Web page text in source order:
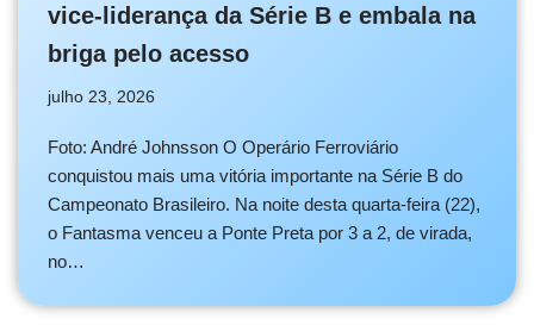
vice-liderança da Série B e embala na
briga pelo acesso
julho 23, 2026
Foto: André Johnsson O Operário Ferroviário
conquistou mais uma vitória importante na Série B do
Campeonato Brasileiro. Na noite desta quarta-feira (22),
o Fantasma venceu a Ponte Preta por 3 a 2, de virada,
no…